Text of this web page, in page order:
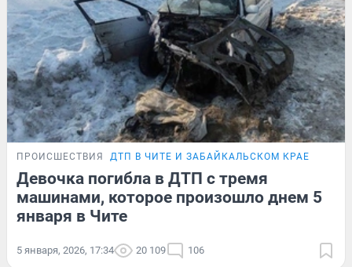
ПРОИСШЕСТВИЯ ДТП В ЧИТЕ И ЗАБАЙКАЛЬСКОМ КРАЕ
Девочка погибла в ДТП с тремя
машинами, которое произошло днем 5
января в Чите
5 января, 2026, 17:34 20 109 106